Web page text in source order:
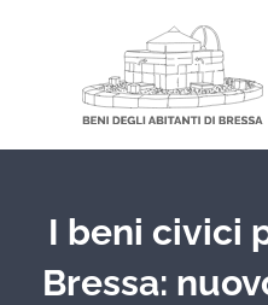
contenuto
I beni civici
Bressa: